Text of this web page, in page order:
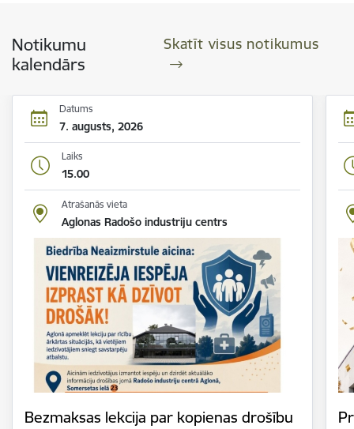
Notikumu
kalendārs
Skatīt visus notikumus
Datums
7. augusts, 2026
Laiks
15.00
Atrašanās vieta
Aglonas Radošo industriju centrs
Bezmaksas lekcija par kopienas drošību